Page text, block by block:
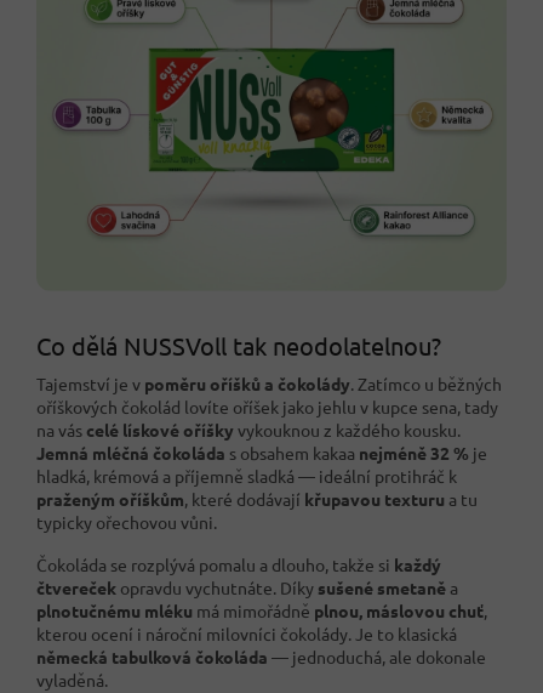
Co dělá NUSSVoll tak neodolatelnou?
Tajemství je v poměru oříšků a čokolády . Zatímco u běžných
oříškových čokolád lovíte oříšek jako jehlu v kupce sena, tady
na vás celé lískové oříšky vykouknou z každého kousku.
Jemná mléčná čokoláda s obsahem kakaa nejméně 32 % je
hladká, krémová a příjemně sladká — ideální protihráč k
praženým oříškům , které dodávají křupavou texturu a tu
typicky ořechovou vůni.
Čokoláda se rozplývá pomalu a dlouho, takže si každý
čtvereček opravdu vychutnáte. Díky sušené smetaně a
plnotučnému mléku má mimořádně plnou, máslovou chuť,
kterou ocení i nároční milovníci čokolády. Je to klasická
německá tabulková čokoláda — jednoduchá, ale dokonale
vyladěná.